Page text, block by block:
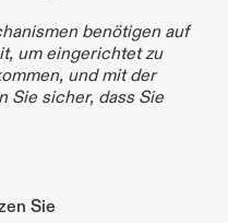
benötigen auf
um eingerichtet zu
und mit der
Sie sicher, dass Sie
Sie